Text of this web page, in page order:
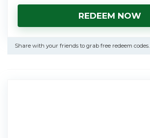
REDEEM NOW
Share with your friends to grab free redeem codes.